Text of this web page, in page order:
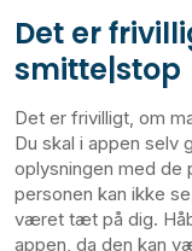
Det er
smitte|stop
Det er frivilligt, om
Du skal i appen selv
oplysningen med
personen kan ikke
været tæt på dig.
appen, da den kan